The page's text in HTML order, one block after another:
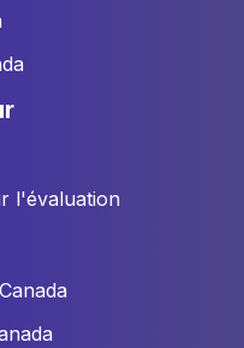
l'évaluation